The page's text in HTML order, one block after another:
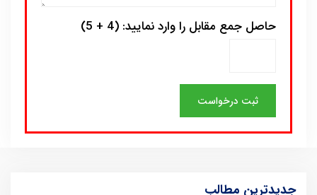
حاصل جمع مقابل را وارد نمایید: (4 + 5)
جدیدترین مطالب